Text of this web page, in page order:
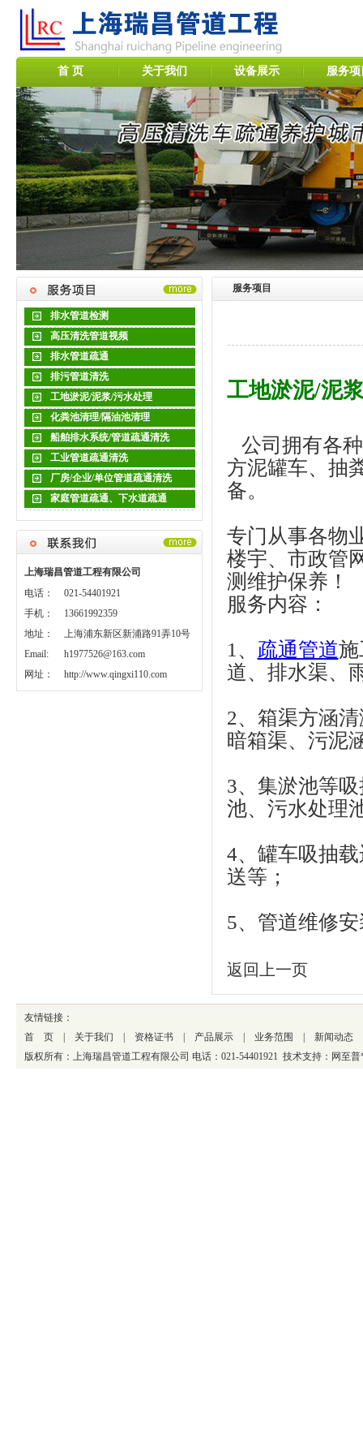
首 页 关于我们 设备展示 服务项
排水管道检测
高压清洗管道视频
排水管道疏通
排污管道清洗
工地淤泥/泥浆/污水处理
化粪池清理/隔油池清理
船舶排水系统/管道疏通清洗
工业管道疏通清洗
厂房/企业/单位管道疏通清洗
家庭管道疏通、下水道疏通
上海瑞昌管道工程有限公司
电话：
021-54401921
手机：
13661992359
地址：
上海浦东新区新浦路91弄10号
Email:
h1977526@163.com
网址：
http://www.qingxi110.com
服务项目
工地淤泥/泥
公司拥有各
方泥罐车、抽
备。
专门从事各物
楼宇、市政管
测维护保养！
服务内容：
1、 疏通管道施
道、排水渠、
2、箱渠方涵
暗箱渠、污泥
3、集淤池等
池、污水处理
4、罐车吸抽
送等；
5、管道维修
返回上一页
友情链接：
首 页| 关于我们 资格证书| 产品展示| 业务范围 新闻动态
版权所有：上海瑞昌管道工程有限公司 电话：021-54401921 技术支持： 网至普